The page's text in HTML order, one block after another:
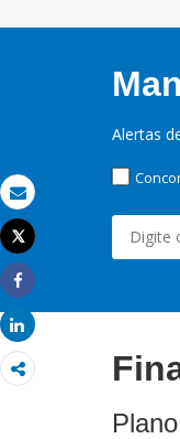
Email
Imprimir
Tweet
Share
Share
Alertas